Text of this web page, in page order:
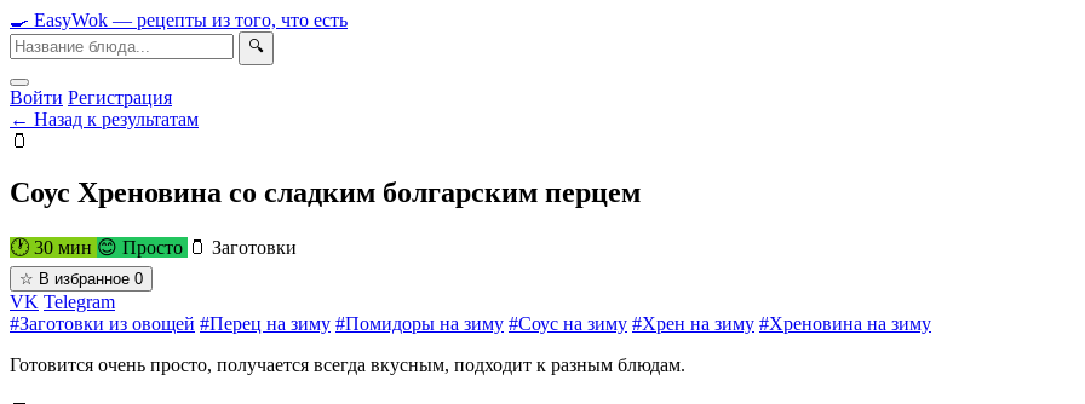
🍳 EasyWok — рецепты из того, что есть
🔍
Войти Регистрация
← Назад к результатам
🫙
Соус Хреновина со сладким болгарским перцем
🕐 30 мин 😊 Просто 🫙 Заготовки
☆ В избранное 0
VK Telegram
#Заготовки из овощей #Перец на зиму #Помидоры на зиму #Соус на зиму #Хрен на зиму #Хреновина на зиму
Готовится очень просто, получается всегда вкусным, подходит к разным блюдам.